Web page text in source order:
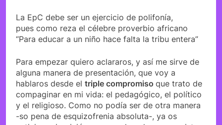
La EpC debe ser un ejercicio de polifonía,
pues como reza el célebre proverbio africano
“Para educar a un niño hace falta la tribu entera”
Para empezar quiero aclararos, y así me sirve de
alguna manera de presentación, que voy a
hablaros desde el triple compromiso que trato de
compaginar en mi vida: el pedagógico, el político
y el religioso. Como no podía ser de otra manera
-so pena de esquizofrenia absoluta-, ya os